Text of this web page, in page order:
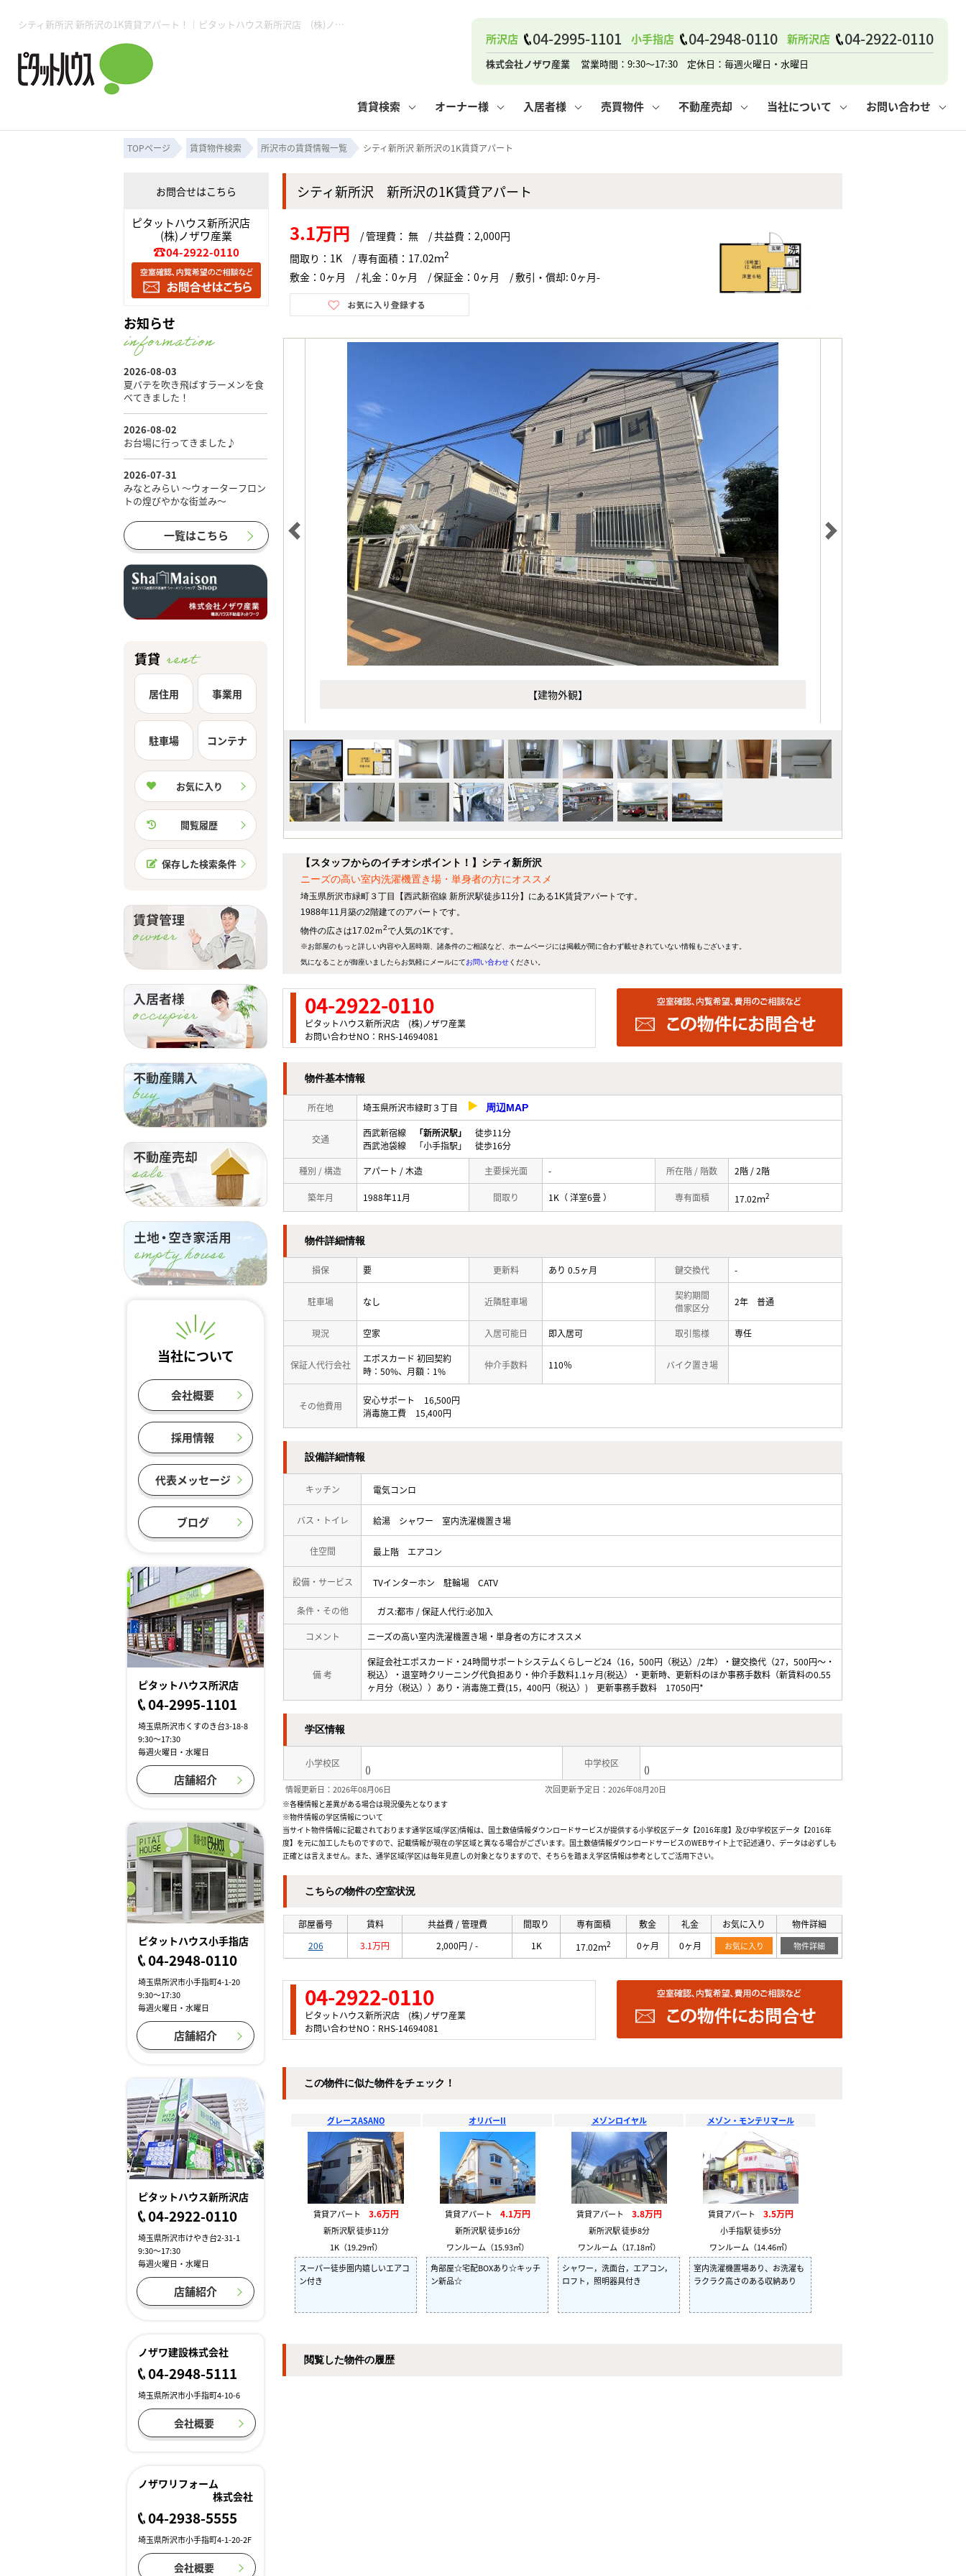
シティ新所沢 新所沢の1K賃貸アパート！｜ピタットハウス新所沢店 (株)ノザワ産業
所沢店 04-2995-1101 小手指店 04-2948-0110 新所沢店 04-2922-0110
株式会社ノザワ産業 営業時間：9:30～17:30 定休日：毎週火曜日・水曜日
賃貸検索
所沢賃貸TOP 物件検索フォーム お気に入り 閲覧履歴
月極駐車場 事業用物件 コンテナ
オーナー様
賃貸管理業務 土地・空き家活用 空き家管理 管理物件一覧
入居者様
入居者様用ページTOP 入居中のマナー 住まいのトラブルQ&A
売買物件
売買物件一覧 購入時の諸費用 購入までの流れ よくある質問
不動産売却
無料売却査定 仲介手数料について 業者の選び方 媒介契約の種類
必要な書類 売却の流れ 高く売るポイント よくある質問
当社について
スタッフ紹介 お知らせ お客様の声 スタッフブログ
ピタットハウス所沢店 ピタットハウス小手指店 ピタットハウス新所沢店
お問い合わせ
ご来店予約 お住まいの解約手続き その他の問合せ
所沢賃貸TOP 閲覧履歴 保存した検索条件
月極駐車場 事業用物件 コンテナ
賃貸管理業務 管理のご依頼
入居者様用ページTOP 住まいのトラブルQ&A お住まいの解約手続き その他の問合せ
売買物件一覧 よくある質問 マンションVS戸建て 賃貸vs持ち家
無料売却査定 媒介契約の種類 売却時の諸費用 仲介と買取の違い
必要な書類
会社概要 スタッフブログ 個人情報保護方針
ピタットハウス所沢店 ピタットハウス小手指店
ご来店予約
TOPページ 賃貸物件検索 所沢市の賃貸情報一覧 シティ新所沢 新所沢の1K賃貸アパート
シティ新所沢 新所沢の1K賃貸アパート
3.1万円 / 管理費： 無 / 共益費：2,000円
間取り：1K / 専有面積：17.02ｍ2
敷金：0ヶ月 / 礼金：0ヶ月 / 保証金：0ヶ月 / 敷引・償却: 0ヶ月-
【建物外観】
【スタッフからのイチオシポイント！】シティ新所沢
ニーズの高い室内洗濯機置き場・単身者の方にオススメ
埼玉県所沢市緑町３丁目【西武新宿線 新所沢駅徒歩11分】にある1K賃貸アパートです。
1988年11月築の2階建てのアパートです。
物件の広さは17.02ｍ2で人気の1Kです。
※お部屋のもっと詳しい内容や入居時期、諸条件のご相談など、ホームページには掲載が間に合わず載せきれていない情報もございます。
気になることが御座いましたらお気軽にメールにてお問い合わせください。
04-2922-0110
ピタットハウス新所沢店 (株)ノザワ産業
お問い合わせNO：RHS-14694081
物件基本情報
所在地 埼玉県所沢市緑町３丁目 周辺MAP
交通
西武新宿線 「新所沢駅」
徒歩11分
西武池袋線 「小手指駅」 徒歩16分
種別 / 構造 アパート / 木造 主要採光面 - 所在階 / 階数 2階 / 2階
築年月 1988年11月 間取り 1K（ 洋室6畳 ） 専有面積 17.02ｍ2
物件詳細情報
損保 要 更新料 あり 0.5ヶ月 鍵交換代 -
駐車場 なし 近隣駐車場
契約期間
借家区分
2年 普通
現況 空家 入居可能日 即入居可 取引態様 専任
保証人代行会社
エポスカード 初回契約
時：50%、月額：1%
仲介手数料 110％ バイク置き場
その他費用 安心サポート
16,500円
消毒施工費
15,400円
設備詳細情報
キッチン 電気コンロ
バス・トイレ 給湯 シャワー 室内洗濯機置き場
住空間 最上階 エアコン
設備・サービス TVインターホン 駐輪場 CATV
条件・その他 ガス:都市 / 保証人代行:必加入
コメント ニーズの高い室内洗濯機置き場・単身者の方にオススメ
備 考
保証会社エポスカード・24時間サポートシステムくらしーど24（16，500円（税込）/2年）・鍵交換代（27，500円～・
税込）・退室時クリーニング代負担あり・仲介手数料1.1ヶ月(税込）・更新時、更新料のほか事務手数料（新賃料の0.55
ヶ月分（税込））あり・消毒施工費(15，400円（税込）) 更新事務手数料 17050円*
学区情報
小学校区
()
中学校区
()
情報更新日：2026年08月06日 次回更新予定日：2026年08月20日
※各種情報と差異がある場合は現況優先となります
※物件情報の学区情報について
当サイト物件情報に記載されております通学区域(学区)情報は、国土数値情報ダウンロードサービスが提供する小学校区データ【2016年度】及び中学校区データ【2016年
度】を元に加工したものですので、記載情報が現在の学区域と異なる場合がございます。国土数値情報ダウンロードサービスのWEBサイト上で記述通り、データは必ずしも
正確とは言えません。また、通学区域(学区)は毎年見直しの対象となりますので、そちらを踏まえ学区情報は参考としてご活用下さい。
こちらの物件の空室状況
部屋番号 賃料 共益費 / 管理費 間取り 専有面積 敷金 礼金 お気に入り
物件詳細
206
3.1万円 2,000円 / - 1K 17.02ｍ2 0ヶ月 0ヶ月 お気に入り 物件詳細
04-2922-0110
ピタットハウス新所沢店 (株)ノザワ産業
お問い合わせNO：RHS-14694081
この物件に似た物件をチェック！
グレースASANO
賃貸アパート 3.6万円
新所沢駅 徒歩11分
1K（19.29㎡）
スーパー徒歩圏内嬉しいエアコ
ン付き
オリバーII
賃貸アパート 4.1万円
新所沢駅 徒歩16分
ワンルーム（15.93㎡）
角部屋☆宅配BOXあり☆キッチ
ン新品☆
メゾンロイヤル
賃貸アパート 3.8万円
新所沢駅 徒歩8分
ワンルーム（17.18㎡）
シャワー，洗面台，エアコン，
ロフト，照明器具付き
メゾン・モンテリマール
賃貸アパート 3.5万円
小手指駅 徒歩5分
ワンルーム（14.46㎡）
室内洗濯機置場あり、お洗濯も
ラクラク高さのある収納あり
閲覧した物件の履歴
お問合せはこちら
ピタットハウス新所沢店
(株)ノザワ産業
04-2922-0110
お知らせ
一覧はこちら
賃貸
居住用 事業用
駐車場 コンテナ
お気に入り
閲覧履歴
保存した検索条件
当社について
会社概要
採用情報
代表メッセージ
ブログ
ピタットハウス所沢店
04-2995-1101
埼玉県所沢市くすのき台3-18-8
9:30～17:30
毎週火曜日・水曜日
店舗紹介
ピタットハウス小手指店
04-2948-0110
埼玉県所沢市小手指町4-1-20
9:30～17:30
毎週火曜日・水曜日
店舗紹介
ピタットハウス新所沢店
04-2922-0110
埼玉県所沢市けやき台2-31-1
9:30～17:30
毎週火曜日・水曜日
店舗紹介
ノザワ建設株式会社
04-2948-5111
埼玉県所沢市小手指町4-10-6
会社概要
ノザワリフォーム
株式会社
04-2938-5555
埼玉県所沢市小手指町4-1-20-2F
会社概要